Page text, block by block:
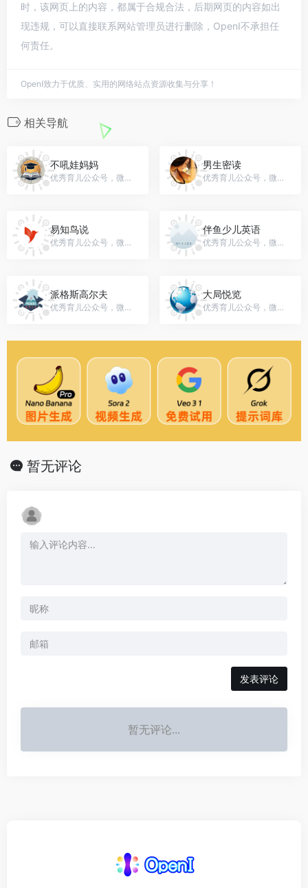
时，该网页上的内容，都属于合规合法，后期网页的内容如出
现违规，可以直接联系网站管理员进行删除，OpenI不承担任
何责任。
OpenI致力于优质、实用的网络站点资源收集与分享！
相关导航
不吼娃妈妈
优秀育儿公众号，微信号：gh_a9fa5a48374f
男生密读
优秀育儿公众号，微信号：nsxiaoshou
易知鸟说
优秀育儿公众号，微信号：yizhiniaoshuo
伴鱼少儿英语
优秀育儿公众号，微信号：palfish-kid
派格斯高尔夫
优秀育儿公众号，微信号：gh_540d076c3f7f
大局悦览
优秀育儿公众号，微信号：dgbd5188
暂无评论
发表评论
暂无评论...